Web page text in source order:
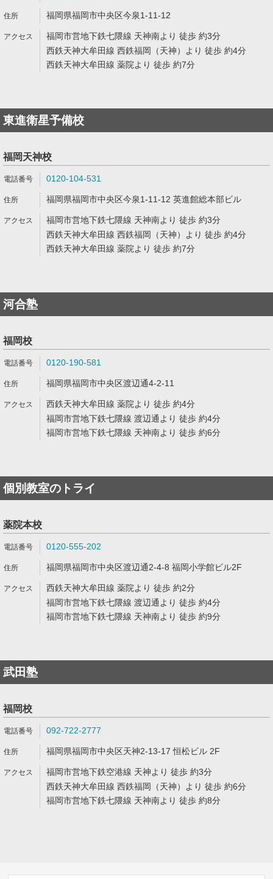
福岡県福岡市中央区今泉1-11-12
福岡市営地下鉄七隈線 天神南より 徒歩 約3分
西鉄天神大牟田線 西鉄福岡（天神）より 徒歩 約4分
西鉄天神大牟田線 薬院より 徒歩 約7分
東進衛星予備校
福岡天神校
0120-104-531
福岡県福岡市中央区今泉1-11-12 英進館総本部ビル
福岡市営地下鉄七隈線 天神南より 徒歩 約3分
西鉄天神大牟田線 西鉄福岡（天神）より 徒歩 約4分
西鉄天神大牟田線 薬院より 徒歩 約7分
河合塾
福岡校
0120-190-581
福岡県福岡市中央区渡辺通4-2-11
西鉄天神大牟田線 薬院より 徒歩 約4分
福岡市営地下鉄七隈線 渡辺通より 徒歩 約4分
福岡市営地下鉄七隈線 天神南より 徒歩 約6分
個別教室のトライ
薬院本校
0120-555-202
福岡県福岡市中央区渡辺通2-4-8 福岡小学館ビル2F
西鉄天神大牟田線 薬院より 徒歩 約2分
福岡市営地下鉄七隈線 渡辺通より 徒歩 約4分
福岡市営地下鉄七隈線 天神南より 徒歩 約9分
武田塾
福岡校
092-722-2777
福岡県福岡市中央区天神2-13-17 恒松ビル 2F
福岡市営地下鉄空港線 天神より 徒歩 約3分
西鉄天神大牟田線 西鉄福岡（天神）より 徒歩 約6分
福岡市営地下鉄七隈線 天神南より 徒歩 約8分